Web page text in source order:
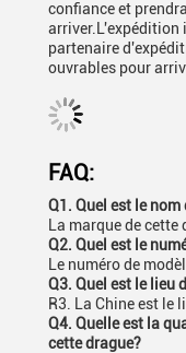
confiance et
arriver.L'expédition
partenaire
ouvrables pour
FAQ:
Q1. Quel est le
La marque de
Q2. Quel est le
Le numéro de
Q3. Quel est le lieu
R3. La Chine est le
Q4. Quelle est la
cette drague?